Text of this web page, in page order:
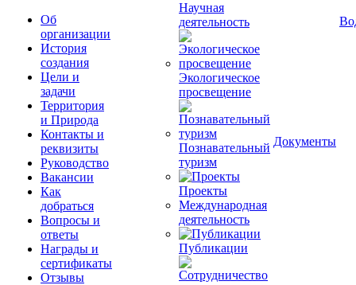
Об
организации
История
создания
Цели и
задачи
Территория
и Природа
Контакты и
реквизиты
Руководство
Вакансии
Как
добраться
Вопросы и
ответы
Награды и
сертификаты
Отзывы
Научная
деятельность
Экологическое
просвещение
Познавательный
туризм
Проекты
Международная
деятельность
Публикации
Документы